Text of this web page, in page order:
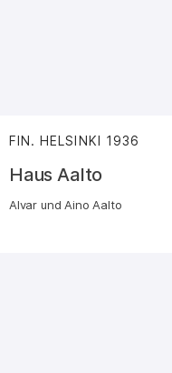
FIN. HELSINKI 1936
Haus Aalto
Alvar und Aino Aalto